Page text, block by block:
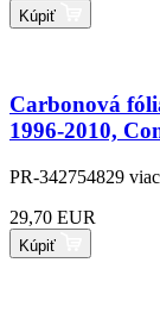
Kúpiť
Carbonová
1996-2010,
PR-342754829
29,70 EUR
Kúpiť